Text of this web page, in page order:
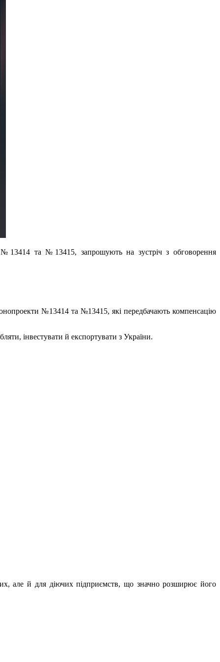
№13414 та №13415, запрошують на зустріч з обговорення
№13414 та №13415, які передбачають компенсацію
інвестувати й експортувати з України.
але й для діючих підприємств, що значно розширює його